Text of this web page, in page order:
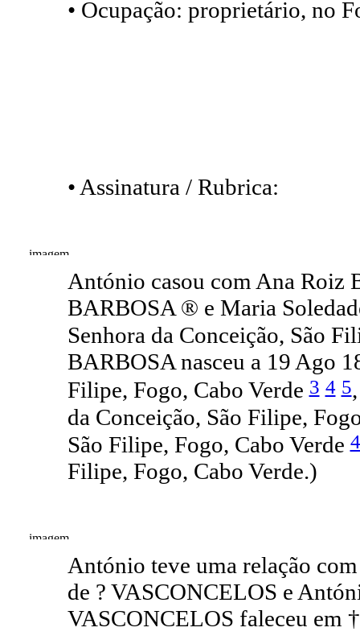
• Ocupação: proprietário, no
• Assinatura / Rubrica:
António casou com Ana Roiz
BARBOSA ® e Maria
Senhora da Conceição, São
BARBOSA nasceu a 19 Ago
Filipe, Fogo, Cabo Verde3 4 5
da Conceição, São Filipe,
São Filipe, Fogo, Cabo Verde4
Filipe, Fogo, Cabo Verde.)
António teve uma relação
de ? VASCONCELOS e
VASCONCELOS faleceu em